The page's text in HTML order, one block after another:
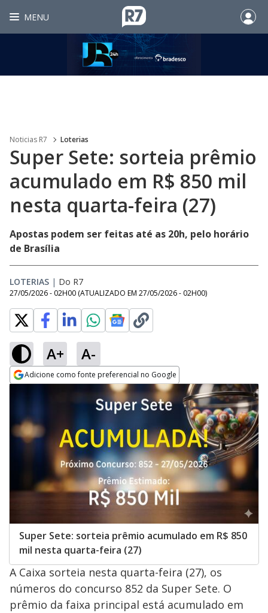
MENU
Noticias R7 Loterias
Super Sete: sorteia prêmio
acumulado em R$ 850 mil
nesta quarta-feira (27)
Apostas podem ser feitas até as 20h, pelo horário
de Brasília
LOTERIAS | Do R7
27/05/2026 - 02H00 (ATUALIZADO EM 27/05/2026 - 02H00)
A+ A-
Adicione como fonte preferencial no Google
Opens in new window
Super Sete: sorteia prêmio acumulado em R$ 850
mil nesta quarta-feira (27)
A Caixa sorteia nesta quarta-feira (27), os
números do concurso 852 da Super Sete. O
prêmio da faixa principal está acumulado em